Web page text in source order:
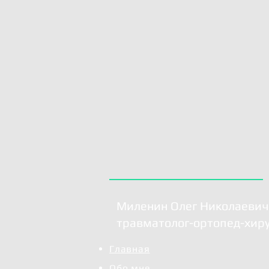
Миленин Олег Николаевич
травматолог-ортопед-
Главная